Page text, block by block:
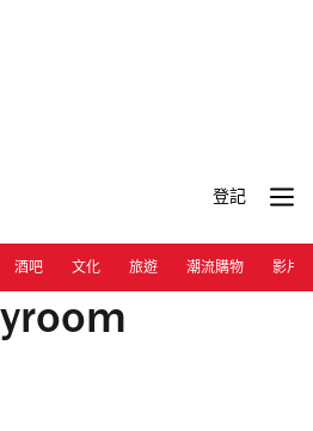
登記
酒吧 文化 旅遊 潮流購物 影片